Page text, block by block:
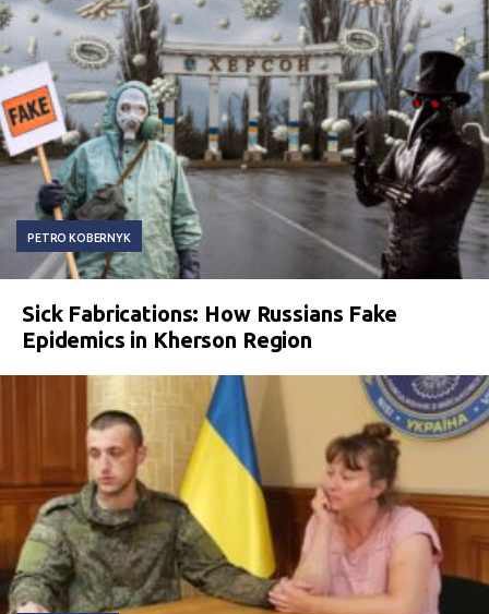
PETRO KOBERNYK
Sick Fabrications: How Russians Fake
Epidemics in Kherson Region